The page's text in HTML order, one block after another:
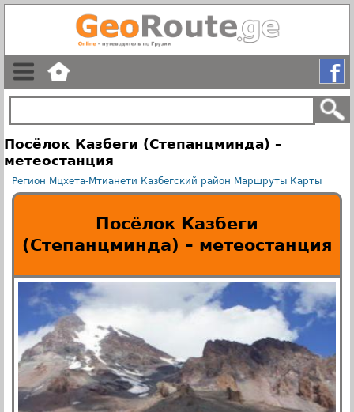
Посёлок Казбеги (Степанцминда) –
метеостанция
Регион Мцхета-Мтианети Казбегский район Маршруты Карты
Посёлок Казбеги
(Степанцминда) – метеостанция